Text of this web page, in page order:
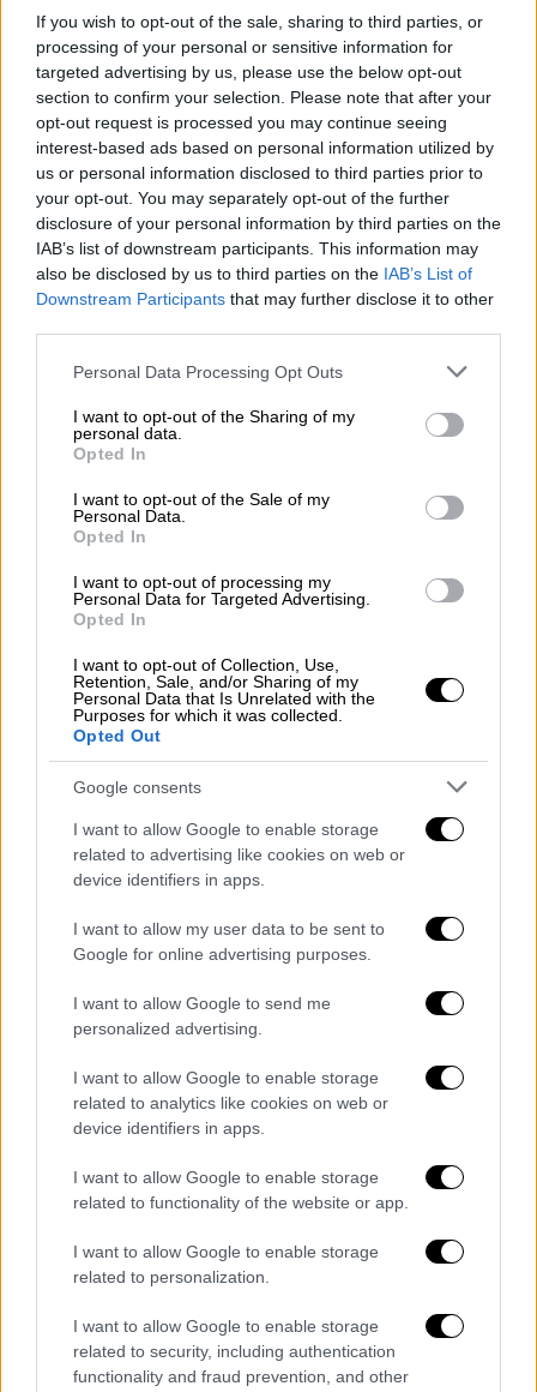
If you wish to opt-out of the sale, sharing to third parties, or
processing of your personal or sensitive information for
targeted advertising by us, please use the below opt-out
section to confirm your selection. Please note that after your
opt-out request is processed you may continue seeing
interest-based ads based on personal information utilized by
us or personal information disclosed to third parties prior to
your opt-out. You may separately opt-out of the further
disclosure of your personal information by third parties on the
IAB’s list of downstream participants. This information may
also be disclosed by us to third parties on the IAB’s List of
Downstream Participants that may further disclose it to other
Please note that this website/app uses one or more Google
not limited to your visit or usage behaviour. You may click to
grant or deny consent to Google and its third-party tags to
use your data for below specified purposes in below Google
consent section.
Personal Data Processing Opt Outs
I want to opt-out of the Sharing of my
personal data.
Opted In
I want to opt-out of the Sale of my
Personal Data.
Opted In
I want to opt-out of processing my
Personal Data for Targeted Advertising.
Opted In
I want to opt-out of Collection, Use,
Retention, Sale, and/or Sharing of my
Personal Data that Is Unrelated with the
Purposes for which it was collected.
Opted Out
Google consents
I want to allow Google to enable storage
related to advertising like cookies on web or
device identifiers in apps.
I want to allow my user data to be sent to
Google for online advertising purposes.
I want to allow Google to send me
personalized advertising.
I want to allow Google to enable storage
related to analytics like cookies on web or
device identifiers in apps.
I want to allow Google to enable storage
related to functionality of the website or app.
I want to allow Google to enable storage
related to personalization.
I want to allow Google to enable storage
related to security, including authentication
functionality and fraud prevention, and other
ΔΙΑΒΑΣΤΕ ΕΠΙΣΗΣ
Αθλητισμός|17.05.2026 21:31
Αυτοχειρία του ΠΑΟΚ που έχασε το
εισιτήριο για το Champions League -
Έβγαλε αντίδραση ο Παναθηναϊκός
στο φινάλε της Λεωφόρου
Αθλητισμός|17.05.2026 22:37
Τα ευρωπαϊκά εισιτήρια των
αντίπαλοι
Μία αποτυχημένη σεζόν ολοκληρώθηκε για
τον ΠΑΟΚ με μία ακόμα... αυτοχειρία στην
ολοκλήρωσαν τη χρονιά στην τρίτη θέση της
βαθμολογίας, ενώ έχασαν και το Κύπελλο
από τον ΟΦΗ.
Η ΠΑΕ ΠΑΟΚ έστειλε μήνυμα για την
επόμενη μέρα, ζητώντας συγγνώμη στους
φιλάθλους για τα τελευταία αποτελέσματα,
που στοίχισαν σε πρωτάθλημα και κύπελλο.
Αναλυτικά το μήνυμα: «Η χρονιά τελείωσε
δυστυχώς όχι με τον τρόπο που θέλαμε όλοι
μας. Αισθανόμαστε την ανάγκη να ζητήσουμε
συγνώμη από όλους τους φιλάθλους της
ομάδας που δεν καταφέραμε να πετύχουμε
τους στόχους μας. Το βέβαιο είναι ότι θα
προχωρήσουμε σε όλες τις απαραίτητες
κινήσεις ώστε την επόμενη σεζόν να
επιστρέψουμε πιο δυνατοί και να κάνουμε
τον ΠΑΟΚ μας, ξανά πρωταγωνιστή».
Η χρονιά τελείωσε δυστυχώς όχι με
τον τρόπο που θέλαμε όλοι μας.
Αισθανόμαστε την ανάγκη να
ζητήσουμε συγνώμη από όλους τους
φιλάθλους της ομάδας που δεν
καταφέραμε να πετύχουμε τους